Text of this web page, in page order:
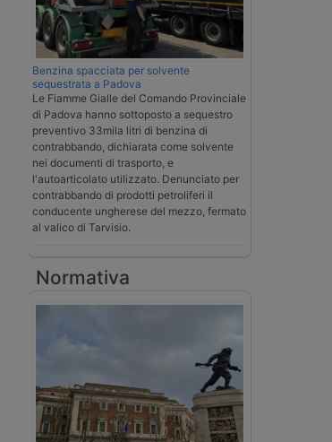
Benzina spacciata per solvente
sequestrata a Padova
Le Fiamme Gialle del Comando Provinciale
di Padova hanno sottoposto a sequestro
preventivo 33mila litri di benzina di
contrabbando, dichiarata come solvente
nei documenti di trasporto, e
l'autoarticolato utilizzato. Denunciato per
contrabbando di prodotti petroliferi il
conducente ungherese del mezzo, fermato
al valico di Tarvisio.
Normativa